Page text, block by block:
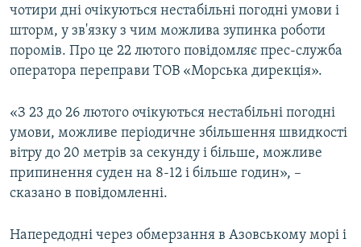
Усі сайти RFE/RL
чотири дні очікуються нестабільні погодні умови і
шторм, у зв'язку з чим можлива зупинка роботи
поромів. Про це 22 лютого повідомляє прес-служба
оператора переправи ТОВ «Морська дирекція».
«З 23 до 26 лютого очікуються нестабільні погодні
умови, можливе періодичне збільшення швидкості
вітру до 20 метрів за секунду і більше, можливе
припинення суден на 8-12 і більше годин», –
сказано в повідомленні.
Напередодні через обмерзання в Азовському морі і